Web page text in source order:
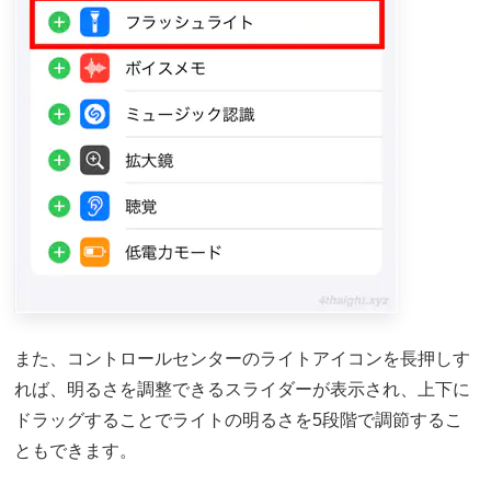
また、コントロールセンターのライトアイコンを長押しす
れば、明るさを調整できるスライダーが表示され、上下に
ドラッグすることでライトの明るさを5段階で調節するこ
ともできます。